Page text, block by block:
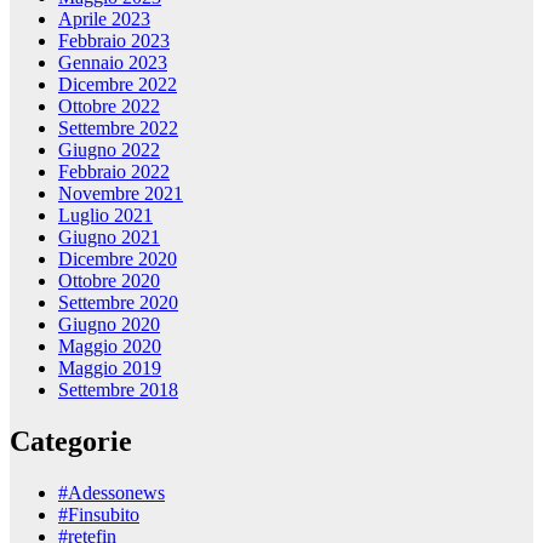
Aprile 2023
Febbraio 2023
Gennaio 2023
Dicembre 2022
Ottobre 2022
Settembre 2022
Giugno 2022
Febbraio 2022
Novembre 2021
Luglio 2021
Giugno 2021
Dicembre 2020
Ottobre 2020
Settembre 2020
Giugno 2020
Maggio 2020
Maggio 2019
Settembre 2018
Categorie
#Adessonews
#Finsubito
#retefin